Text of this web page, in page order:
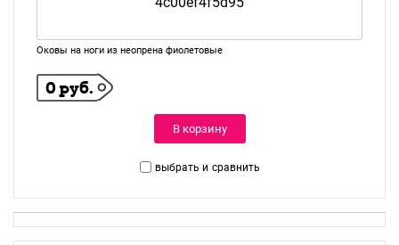
Оковы на ноги из неопрена фиолетовые
0 руб.
В корзину
выбрать и сравнить